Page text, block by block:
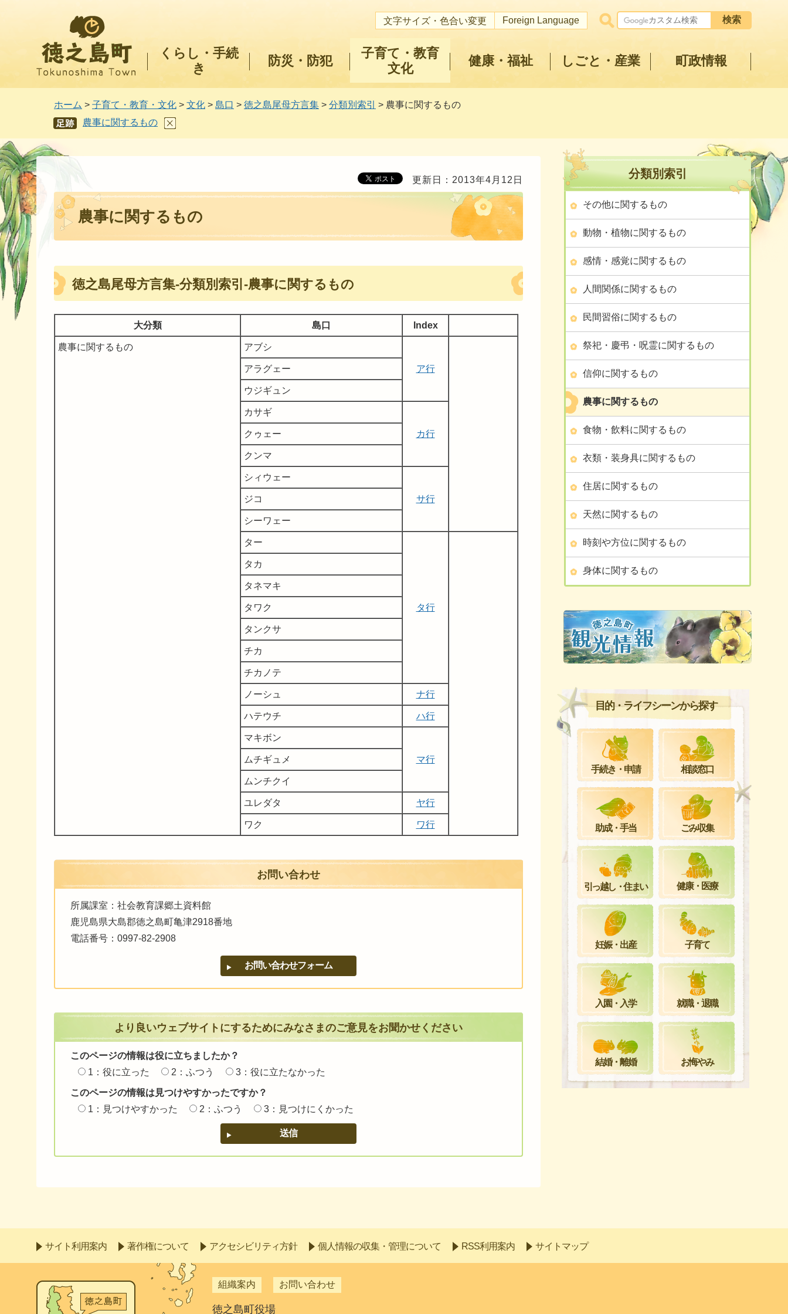
文字サイズ・色合い変更 Foreign Language
くらし・手続
き
防災・防犯
子育て・教育
文化
健康・福祉 しごと・産業 町政情報
ホーム > 子育て・教育・文化 > 文化 > 島口 > 徳之島尾母方言集 > 分類別索引 > 農事に関するもの
あし
あと
農事に関するもの
更新日：2013年4月12日
農事に関するもの
徳之島尾母方言集-分類別索引-農事に関するもの
大分類 島口 Index
農事に関するもの アブシ
ア行
アラグェー
ウジギュン
カサギ
カ行
クゥェー
クンマ
シィウェー
サ行
ジコ
シーワェー
ター
タ行
タカ
タネマキ
タワク
タンクサ
チカ
チカノテ
ノーシュ ナ行
ハテウチ ハ行
マキボン
マ行
ムチギュメ
ムンチクイ
ユレダタ ヤ行
ワク ワ行
お問い合わせ
所属課室：社会教育課郷土資料館
鹿児島県大島郡徳之島町亀津2918番地
電話番号：0997-82-2908
より良いウェブサイトにするためにみなさまのご意見をお聞かせください
このページの情報は役に立ちましたか？
1：役に立った
2：ふつう 3：役に立たなかった
このページの情報は見つけやすかったですか？
1：見つけやすかった
2：ふつう 3：見つけにくかった
分類別索引
その他に関するもの
動物・植物に関するもの
感情・感覚に関するもの
人間関係に関するもの
民間習俗に関するもの
祭祀・慶弔・呪霊に関するもの
信仰に関するもの
農事に関するもの
食物・飲料に関するもの
衣類・装身具に関するもの
住居に関するもの
天然に関するもの
時刻や方位に関するもの
身体に関するもの
目的・ライフシーンから探す
手続き・申請 相談窓口
助成・手当 ごみ収集
引っ越し・住まい 健康・医療
妊娠・出産 子育て
入園・入学 就職・退職
結婚・離婚 お悔やみ
サイト利用案内 著作権について アクセシビリティ方針 個人情報の収集・管理について RSS利用案内 サイトマップ
組織案内 お問い合わせ
徳之島町役場